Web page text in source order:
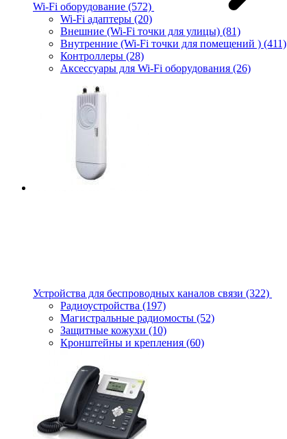
Wi-Fi оборудование (572)
Wi-Fi адаптеры (20)
Внешние (Wi-Fi точки для улицы) (81)
Внутренние (Wi-Fi точки для помещений ) (411)
Контроллеры (28)
Аксессуары для Wi-Fi оборудования (26)
Устройства для беспроводных каналов связи (322)
Радиоустройства (197)
Магистральные радиомосты (52)
Защитные кожухи (10)
Кронштейны и крепления (60)